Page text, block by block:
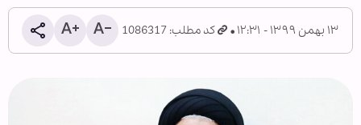
۱۳ بهمن ۱۳۹۹ - ۱۲:۳۱ کد مطلب: 1086317